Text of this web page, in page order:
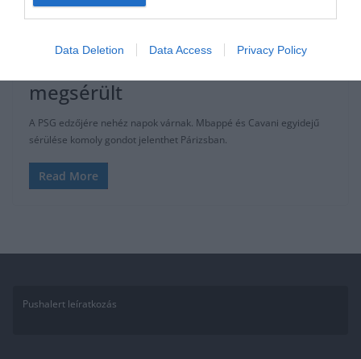
Data Deletion Data Access Privacy Policy
FOCI UNCATEGORIZED
megsérült
A PSG edzőjére nehéz napok várnak. Mbappé és Cavani egyidejű
sérülése komoly gondot jelenthet Párizsban.
Read More
Pushalert leíratkozás